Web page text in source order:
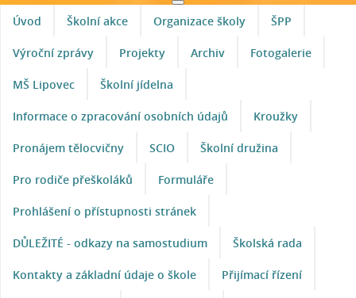
Úvod Školní akce Organizace školy ŠPP
Výroční zprávy Projekty Archiv Fotogalerie
MŠ Lipovec Školní jídelna
Informace o zpracování osobních údajů Kroužky
Pronájem tělocvičny SCIO Školní družina
Pro rodiče přeškoláků Formuláře
Prohlášení o přístupnosti stránek
DŮLEŽITÉ - odkazy na samostudium Školská rada
Kontakty a základní údaje o škole Přijímací řízení